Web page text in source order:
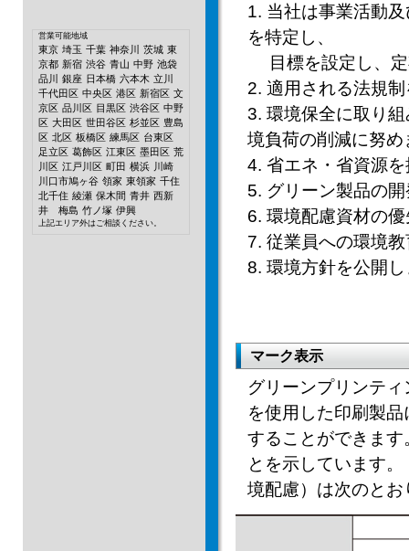
営業可能地域
東京 埼玉 千葉 神奈川 茨城 東
京都 新宿 渋谷 青山 中野 池袋
品川
銀座 日本橋 六本木 立川
千代田区 中央区 港区 新宿区 文
京区 品川区 目黒区 渋谷区 中野
区 大田区 世田谷区 杉並区 豊島
区 北区 板橋区 練馬区 台東区
足立区 葛飾区 江東区 墨田区 荒
川区 江戸川区 町田 横浜 川崎
川口市鳩ヶ谷 領家 東領家 千住
北千住 綾瀬 保木間 青井 西新
井 梅島 竹ノ塚 伊興
上記エリア外はご相談ください。
1. 当社は事業活動
を特定し、
⽬標を設定し、定
2. 適⽤される法規
3. 環境保全に取り
境負荷の削減に努め
4. 省エネ・省資源
5. グリーン製品の
6. 環境配慮資材の
7. 従業員への環境
8. 環境⽅針を公開
マーク表示
グリーンプリンテ
を使⽤した印刷製
することができま
とを⽰しています
境配慮）は次のとお